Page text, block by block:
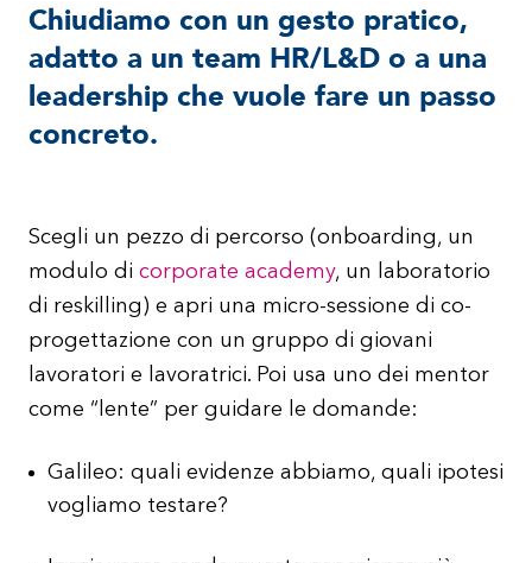
Chiudiamo con un gesto pratico,
adatto a un team HR/L&D o a una
leadership che vuole fare un passo
concreto.
Scegli un pezzo di percorso (onboarding, un
modulo di corporate academy, un laboratorio
di reskilling) e apri una micro-sessione di co-
progettazione con un gruppo di giovani
lavoratori e lavoratrici. Poi usa uno dei mentor
come “lente” per guidare le domande:
Galileo: quali evidenze abbiamo, quali ipotesi
vogliamo testare?